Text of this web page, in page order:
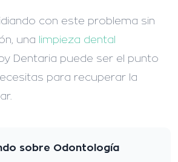
con este problema sin
una limpieza dental
Dentaria puede ser el punto
para recuperar la
sobre Odontología